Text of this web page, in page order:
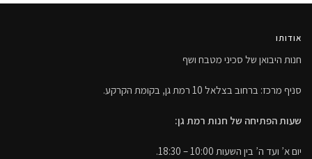
אודותו
חנות היבואן של סכיני מטבח ושף
סניף מרכז: ברחוב בצלאל 10 רמת גן, בקומת הקרקע.
שעות הפתיחה של חנות רמת גן:
יום א’ ועד ה’ בין השעות 10:00 – 18:30.